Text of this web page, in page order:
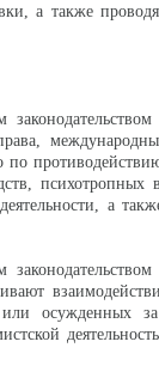
а также
по
а
осужденных